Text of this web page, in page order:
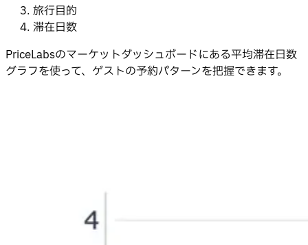
旅行目的
滞在日数
PriceLabsのマーケットダッシュボードにある平均滞在日数
グラフを使って、ゲストの予約パターンを把握できます。